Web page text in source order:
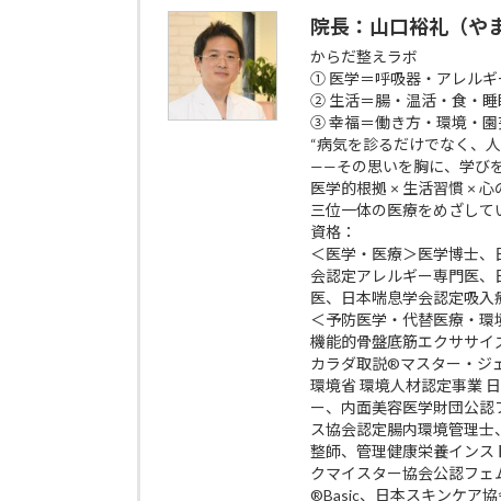
院長：山口裕礼（や
からだ整えラボ
① 医学＝呼吸器・アレルギ
② 生活＝腸・温活・食・睡
③ 幸福＝働き方・環境・園
“病気を診るだけでなく、
——その思いを胸に、学び
医学的根拠 × 生活習慣 × 心
三位一体の医療をめざして
資格：
＜医学・医療＞医学博士
会認定アレルギー専門医
医、日本喘息学会認定吸入
＜予防医学・代替医療・環
機能的骨盤底筋エクササ
カラダ取説®マスター・ジ
環境省 環境人材認定事業
ー、内面美容医学財団公
ス協会認定腸内環境管理
整師、管理健康栄養インス
クマイスター協会公認フ
®Basic、日本スキンケア